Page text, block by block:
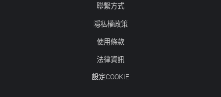
聯繫方式
隱私權政策
使用條款
法律資訊
設定COOKIE